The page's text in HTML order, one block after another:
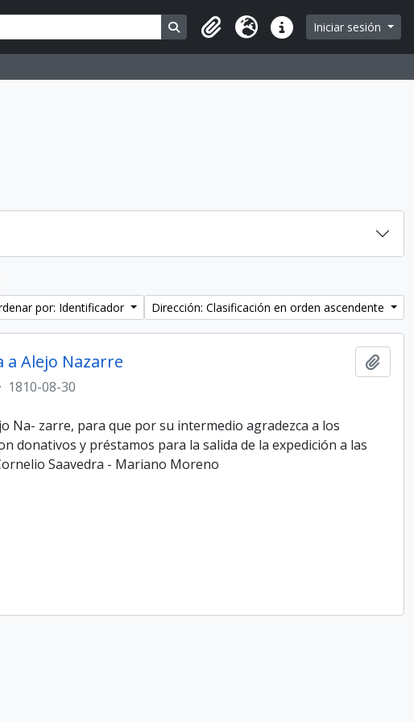
Search in browse page
Portapapeles
Idioma Enlaces rápidos
Iniciar sesión
por: Identificador
Dirección: Clasificación en orden ascendente
a Alejo Nazarre
· 1810-08-30
Na- zarre, para que por su intermedio agradezca a los
donativos y préstamos para la salida de la expedición a las
Saavedra - Mariano Moreno